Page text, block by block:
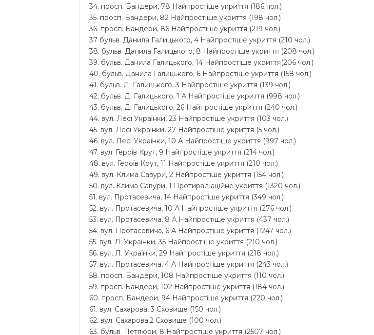
34. просп. Бандери, 78 Найпростіше укриття (186 чол.)
35. просп. Бандери, 82 Найпростіше укриття (198 чол.)
36. просп. Бандери, 86 Найпростіше укриття (219 чол.)
37 бульв. Данила Галицького, 4 Найпростіше укриття (210 чол.)
38. бульв. Данила Галицького, 8 Найпростіше укриття (208 чол.)
39. бульв. Данила Галицького, 14 Найпростіше укриття(206 чол.)
40. бульв. Данила Галицького, 6 Найпростіше укриття (158 чол.)
41. бульв. Д. Галицького, 3 Найпростіше укриття (139 чол.)
42. бульв. Д. Галицького, 1 А Найпростіше укриття (998 чол.)
43. бульв. Д. Галицького, 26 Найпростіше укриття (240 чол.)
44. вул. Лесі Українки, 23 Найпростіше укриття (103 чол.)
45. вул. Лесі Українки, 27 Найпростіше укриття (5 чол.)
46. вул. Лесі Українки, 10 А Найпростіше укриття (997 чол.)
47. вул. Героїв Крут, 9 Найпростіше укриття (214 чол.)
48. вул. Героїв Крут, 11 Найпростіше укриття (210 чол.)
49. вул. Клима Савури, 2 Найпростіше укриття (154 чол.)
50. вул. Клима Савури, 1 Протирадіаційне укриття (1320 чол.)
51. вул. Протасевича, 14 Найпростіше укриття (349 чол.)
52. вул. Протасевича, 10 А Найпростіше укриття (276 чол.)
53. вул. Протасевича, 8 А Найпростіше укриття (437 чол.)
54. вул. Протасевича, 6 А Найпростіше укриття (1247 чол.)
55. вул. Л. Українки, 35 Найпростіше укриття (210 чол.)
56. вул. Л. Українки, 29 Найпростіше укриття (218 чол.)
57. вул. Протасевича, 4 А Найпростіше укриття (243 чол.)
58. просп. Бандери, 108 Найпростіше укриття (110 чол.)
59. просп. Бандери, 102 Найпростіше укриття (184 чол.)
60. просп. Бандери, 94 Найпростіше укриття (220 чол.)
61. вул. Сахарова, 3 Сховище (150 чол.)
62. вул. Сахарова,2 Сховище (100 чол.)
63. бульв. Петлюри, 8 Найпростіше укриття (2507 чол.)